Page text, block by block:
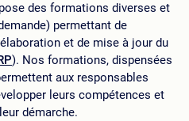
des formations diverses et
permettant de
et de mise à jour du
). Nos formations, dispensées
aux responsables
leurs compétences et
démarche.